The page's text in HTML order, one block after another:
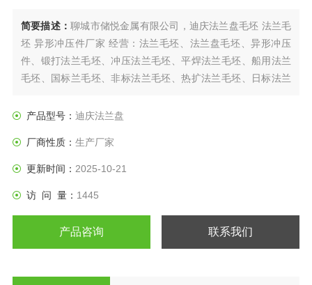
简要描述：聊城市储悦金属有限公司，迪庆法兰盘毛坯 法兰毛
坯 异形冲压件厂家 经营：法兰毛坯、法兰盘毛坯、异形冲压
件、锻打法兰毛坯、冲压法兰毛坯、平焊法兰毛坯、船用法兰
毛坯、国标兰毛坯、非标法兰毛坯、热扩法兰毛坯、日标法兰
产品型号： 迪庆法兰盘
厂商性质： 生产厂家
更新时间： 2025-10-21
访 问 量： 1445
产品咨询 联系我们